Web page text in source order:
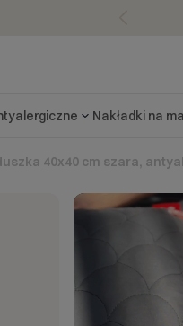
Nakładki na
40x40 cm szara,